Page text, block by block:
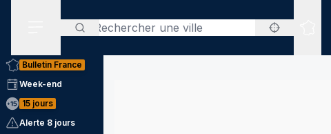
Rechercher
Bulletin France
Week-end
15 jours
Alerte 8 jours